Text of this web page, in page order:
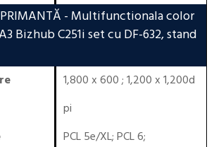
- Multifunctionala color
Bizhub C251i set cu DF-632, stand
1,800 x 600 ; 1,200 x 1,200d
pi
PCL 5e/XL;PCL 6;